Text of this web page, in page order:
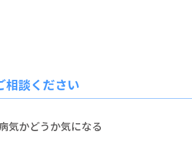
相談ください
気かどうか気になる